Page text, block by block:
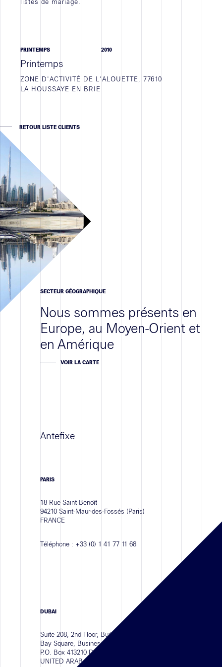
ACTIVITÉ D'AGENCE
NEWS
TOUTES
Contact
listes de mariage.
PRINTEMPS 2010
Printemps
ZONE D'ACTIVITÉ DE L'ALOUETTE, 77610
LA HOUSSAYE EN BRIE
RETOUR LISTE CLIENTS
SECTEUR GÉOGRAPHIQUE
Nous sommes présents en
Europe, au Moyen-Orient et
en Amérique
VOIR LA CARTE
Antefixe
PARIS
18 Rue Saint-Benoît
94210 Saint-Maur-des-Fossés (Paris)
FRANCE
Téléphone : +33 (0) 1 41 77 11 68
DUBAI
Suite 208, 2nd Floor, Building 11
Bay Square, Business Bay Area
P.O. Box 413210 Dubai,
UNITED ARAB EMIRATES